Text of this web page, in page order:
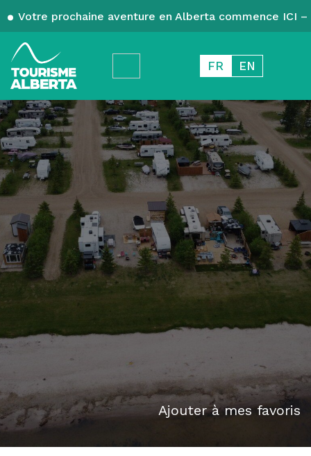
Votre prochaine aventure en Alberta commence ICI
FR EN
Ajouter à mes favoris